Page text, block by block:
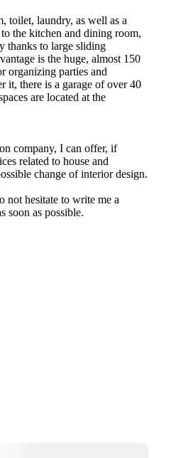
toilet, laundry, as well as a
the kitchen and dining room,
thanks to large sliding
is the huge, almost 150
organizing parties and
it, there is a garage of over 40
are located at the
company, I can offer, if
related to house and
change of interior design.
not hesitate to write me a
soon as possible.